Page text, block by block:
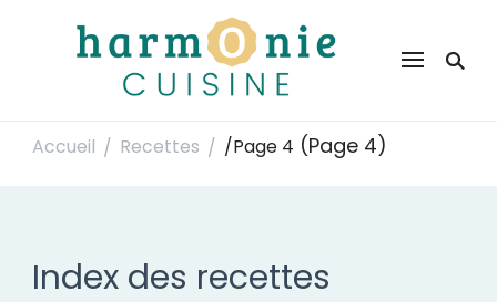
Harmonie Cuisine
Accueil / Recettes / /Page 4 (Page 4)
Index des recettes